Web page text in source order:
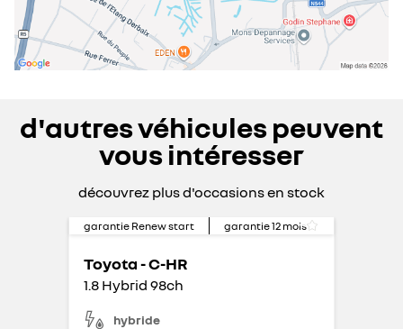
d'autres véhicules peuvent
vous intéresser
découvrez plus d'occasions en stock
garantie Renew start garantie12 mois
Toyota - C-HR
1.8 Hybrid 98ch
hybride